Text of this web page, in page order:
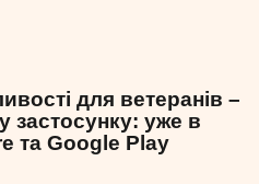
для ветеранів –
застосунку: уже в
та Google Play